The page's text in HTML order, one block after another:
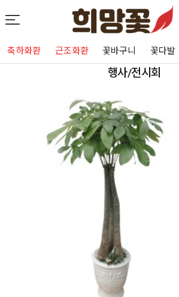
축하화환 근조화환 꽃바구니 꽃다발
행사/전시회